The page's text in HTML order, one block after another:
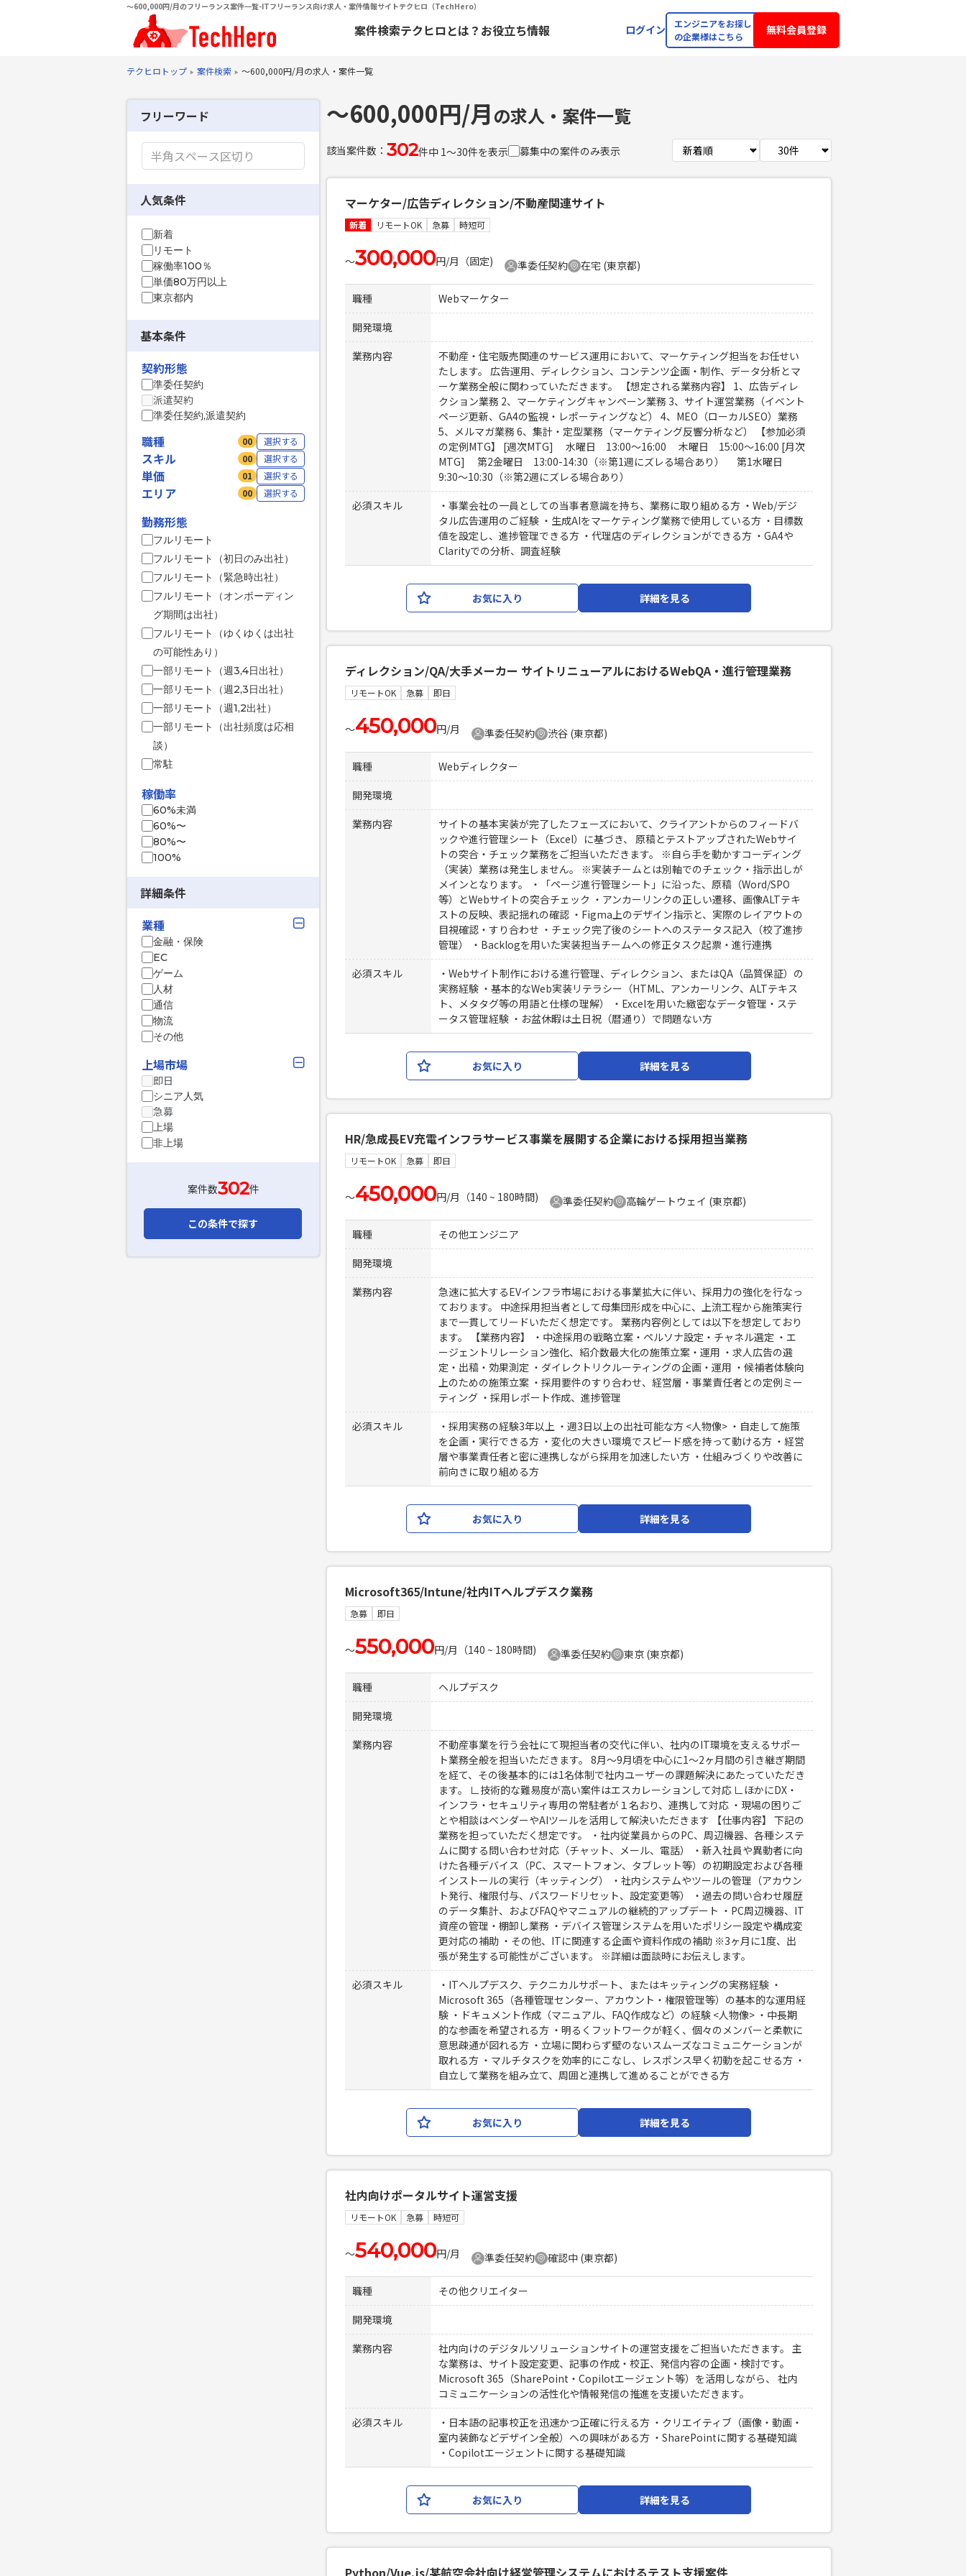
〜600,000円/月のフリーランス案件一覧-ITフリーランス向け求人・案件情報サイトテクヒロ（TechHero）
案件検索テクヒロとは？ お役立ち情報 ログイン
エンジニアをお探し
の企業様はこちら
無料会員登録
テクヒロトップ 案件検索 〜600,000円/月の求人・案件一覧
フリーワード
人気条件
新着
リモート
稼働率100％
単価80万円以上
東京都内
基本条件
契約形態
準委任契約
派遣契約
準委任契約,派遣契約
職種 00 選択する
スキル 00 選択する
単価 01 選択する
エリア 00 選択する
勤務形態
フルリモート
フルリモート（初日のみ出社）
フルリモート（緊急時出社）
フルリモート（オンボーディン
グ期間は出社）
フルリモート（ゆくゆくは出社
の可能性あり）
一部リモート（週3,4日出社）
一部リモート（週2,3日出社）
一部リモート（週1,2出社）
一部リモート（出社頻度は応相
談）
常駐
稼働率
60%未満
60%〜
80%〜
100%
詳細条件
業種
金融・保険
EC
ゲーム
人材
通信
物流
その他
上場市場
即日
シニア人気
急募
上場
非上場
案件数302件
この条件で探す
〜600,000円/月の求人・案件一覧
該当案件数： 302件中 1〜30件を表示 募集中の案件のみ表示
マーケター/広告ディレクション/不動産関連サイト
新着 リモートOK 急募 時短可
〜300,000円/月（固定) 準委任契約 在宅 (東京都)
職種
Webマーケター
開発環境
業務内容
不動産・住宅販売関連のサービス運用において、マーケティング担当をお任せい
たします。 広告運用、ディレクション、コンテンツ企画・制作、データ分析とマ
ーケ業務全般に関わっていただきます。 【想定される業務内容】 1、広告ディレ
クション業務 2、マーケティングキャンペーン業務 3、サイト運営業務（イベント
ページ更新、GA4の監視・レポーティングなど） 4、MEO（ローカルSEO）業務
5、メルマガ業務 6、集計・定型業務（マーケティング反響分析など） 【参加必須
の定例MTG】 [週次MTG] 水曜日 13:00〜16:00 木曜日 15:00〜16:00 [月次
MTG] 第2金曜日 13:00-14:30（※第1週にズレる場合あり） 第1水曜日
9:30〜10:30（※第2週にズレる場合あり）
必須スキル
・事業会社の一員としての当事者意識を持ち、業務に取り組める方 ・Web/デジ
タル広告運用のご経験 ・生成AIをマーケティング業務で使用している方 ・目標数
値を設定し、進捗管理できる方 ・代理店のディレクションができる方 ・GA4や
Clarityでの分析、調査経験
お気に入り 詳細を見る
ディレクション/QA/大手メーカー サイトリニューアルにおけるWebQA・進行管理業務
リモートOK 急募 即日
〜450,000円/月 準委任契約 渋谷 (東京都)
職種
Webディレクター
開発環境
業務内容
サイトの基本実装が完了したフェーズにおいて、クライアントからのフィードバ
ックや進行管理シート（Excel）に基づき、 原稿とテストアップされたWebサイ
トの突合・チェック業務をご担当いただきます。 ※自ら手を動かすコーディング
（実装）業務は発生しません。 ※実装チームとは別軸でのチェック・指示出しが
メインとなります。 ・「ページ進行管理シート」に沿った、原稿（Word/SPO
等）とWebサイトの突合チェック ・アンカーリンクの正しい遷移、画像ALTテキ
ストの反映、表記揺れの確認 ・Figma上のデザイン指示と、実際のレイアウトの
目視確認・すり合わせ ・チェック完了後のシートへのステータス記入（校了進捗
管理） ・Backlogを用いた実装担当チームへの修正タスク起票・進行連携
必須スキル
・Webサイト制作における進行管理、ディレクション、またはQA（品質保証）の
実務経験 ・基本的なWeb実装リテラシー（HTML、アンカーリンク、ALTテキス
ト、メタタグ等の用語と仕様の理解） ・Excelを用いた緻密なデータ管理・ステ
ータス管理経験 ・お盆休暇は土日祝（暦通り）で問題ない方
お気に入り 詳細を見る
HR/急成長EV充電インフラサービス事業を展開する企業における採用担当業務
リモートOK 急募 即日
〜450,000円/月（140 ~ 180時間) 準委任契約 高輪ゲートウェイ (東京都)
職種
その他エンジニア
開発環境
業務内容
急速に拡大するEVインフラ市場における事業拡大に伴い、採用力の強化を行なっ
ております。 中途採用担当者として母集団形成を中心に、上流工程から施策実行
まで一貫してリードいただく想定です。 業務内容例としては以下を想定しており
ます。 【業務内容】 ・中途採用の戦略立案・ペルソナ設定・チャネル選定 ・エ
ージェントリレーション強化、紹介数最大化の施策立案・運用 ・求人広告の選
定・出稿・効果測定 ・ダイレクトリクルーティングの企画・運用 ・候補者体験向
上のための施策立案 ・採用要件のすり合わせ、経営層・事業責任者との定例ミー
ティング ・採用レポート作成、進捗管理
必須スキル
・採用実務の経験3年以上 ・週3日以上の出社可能な方 <人物像> ・自走して施策
を企画・実行できる方 ・変化の大きい環境でスピード感を持って動ける方 ・経営
層や事業責任者と密に連携しながら採用を加速したい方 ・仕組みづくりや改善に
前向きに取り組める方
お気に入り 詳細を見る
Microsoft365/Intune/社内ITヘルプデスク業務
急募 即日
〜550,000円/月（140 ~ 180時間) 準委任契約 東京 (東京都)
職種
ヘルプデスク
開発環境
業務内容
不動産事業を行う会社にて現担当者の交代に伴い、社内のIT環境を支えるサポー
ト業務全般を担当いただきます。 8月〜9月頃を中心に1〜2ヶ月間の引き継ぎ期間
を経て、その後基本的には1名体制で社内ユーザーの課題解決にあたっていただき
ます。 ∟技術的な難易度が高い案件はエスカレーションして対応 ∟ほかにDX・
インフラ・セキュリティ専用の常駐者が１名おり、連携して対応 ・現場の困りご
とや相談はベンダーやAIツールを活用して解決いただきます 【仕事内容】 下記の
業務を担っていただく想定です。 ・社内従業員からのPC、周辺機器、各種システ
ムに関する問い合わせ対応（チャット、メール、電話） ・新入社員や異動者に向
けた各種デバイス（PC、スマートフォン、タブレット等）の初期設定および各種
インストールの実行（キッティング） ・社内システムやツールの管理（アカウン
ト発行、権限付与、パスワードリセット、設定変更等） ・過去の問い合わせ履歴
のデータ集計、およびFAQやマニュアルの継続的アップデート ・PC周辺機器、IT
資産の管理・棚卸し業務 ・デバイス管理システムを用いたポリシー設定や構成変
更対応の補助 ・その他、ITに関連する企画や資料作成の補助 ※3ヶ月に1度、出
張が発生する可能性がございます。 ※詳細は面談時にお伝えします。
必須スキル
・ITヘルプデスク、テクニカルサポート、またはキッティングの実務経験 ・
Microsoft 365（各種管理センター、アカウント・権限管理等）の基本的な運用経
験 ・ドキュメント作成（マニュアル、FAQ作成など）の経験 <人物像> ・中長期
的な参画を希望される方 ・明るくフットワークが軽く、個々のメンバーと柔軟に
意思疎通が図れる方 ・立場に関わらず壁のないスムーズなコミュニケーションが
取れる方 ・マルチタスクを効率的にこなし、レスポンス早く初動を起こせる方 ・
自立して業務を組み立て、周囲と連携して進めることができる方
お気に入り 詳細を見る
社内向けポータルサイト運営支援
リモートOK 急募 時短可
〜540,000円/月 準委任契約 確認中 (東京都)
職種
その他クリエイター
開発環境
業務内容
社内向けのデジタルソリューションサイトの運営支援をご担当いただきます。 主
な業務は、サイト設定変更、記事の作成・校正、発信内容の企画・検討です。
Microsoft 365（SharePoint・Copilotエージェント等）を活用しながら、 社内
コミュニケーションの活性化や情報発信の推進を支援いただきます。
必須スキル
・日本語の記事校正を迅速かつ正確に行える方 ・クリエイティブ（画像・動画・
室内装飾などデザイン全般）への興味がある方 ・SharePointに関する基礎知識
・Copilotエージェントに関する基礎知識
お気に入り 詳細を見る
Python/Vue.js/某航空会社向け経営管理システムにおけるテスト支援案件